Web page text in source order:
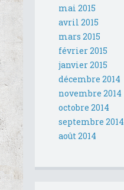
mai 2015
avril 2015
mars 2015
février 2015
janvier 2015
décembre 2014
novembre 2014
octobre 2014
septembre 2014
août 2014